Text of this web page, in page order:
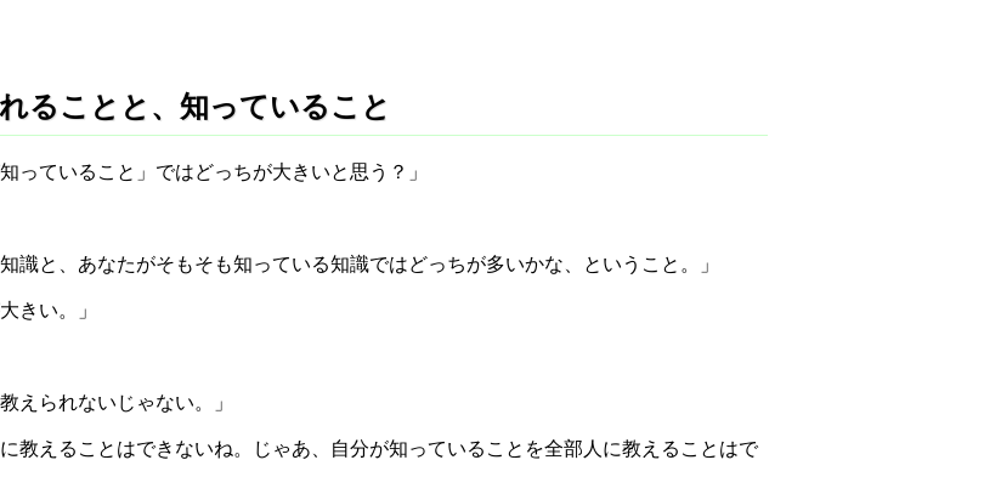
ることと、知っていること
っていること」ではどっちが大きいと思う？」
識と、あなたがそもそも知っている知識ではどっちが多いかな、ということ。」
きい。」
えられないじゃない。」
教えることはできないね。じゃあ、自分が知っていることを全部人に教えることはで